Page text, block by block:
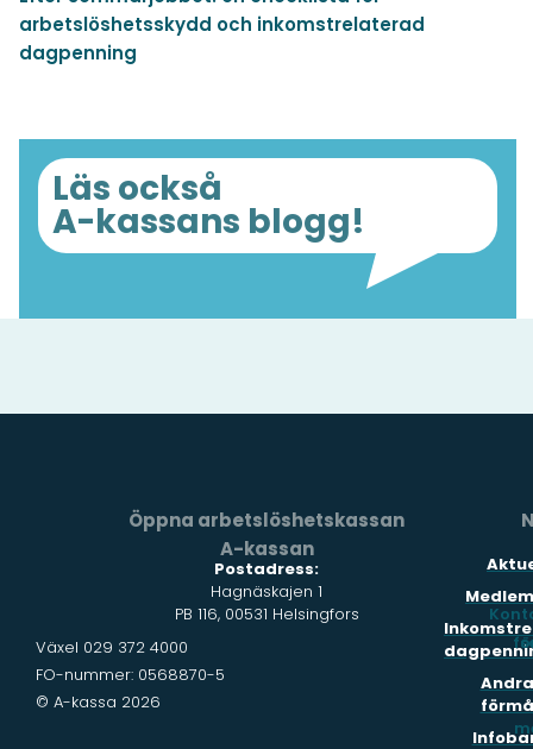
arbetslöshetsskydd och inkomstrelaterad
dagpenning
Läs också
A-kassans blogg!
Öppna arbetslöshetskassan
A-kassan
Postadress:
Hagnäskajen 1
PB 116, 00531 Helsingfors
Växel 029 372 4000
FO-nummer: 0568870-5
© A-kassa 2026
Andra